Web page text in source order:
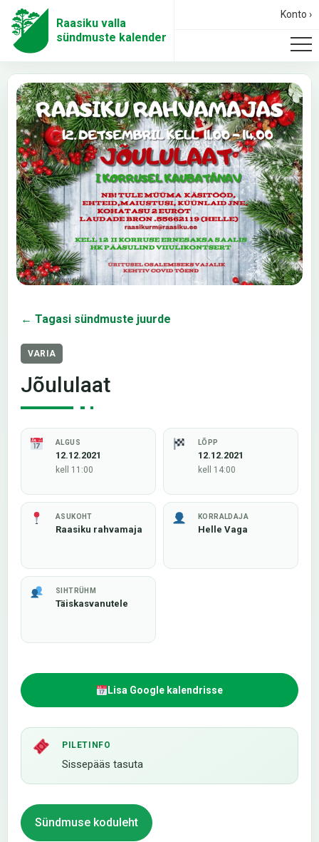
Raasiku valla
sündmuste kalender
Konto ›
← Tagasi sündmuste juurde
VARIA
Jõululaat
ALGUS
12.12.2021
kell 11:00
LÕPP
12.12.2021
kell 14:00
ASUKOHT
Raasiku rahvamaja
KORRALDAJA
Helle Vaga
SIHTRÜHM
Täiskasvanutele
Lisa Google kalendrisse
PILETINFO
Sissepääs tasuta
Sündmuse koduleht